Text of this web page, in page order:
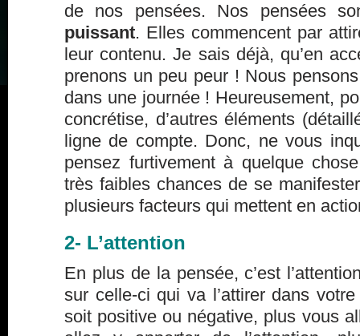
de nos pensées. Nos pensées
puissant. Elles commencent par
leur contenu. Je sais déjà, qu’en
prenons un peu peur ! Nous
dans une journée ! Heureusement,
concrétise, d’autres éléments
ligne de compte. Donc, ne vous
pensez furtivement à quelque
très faibles chances de se
plusieurs facteurs qui mettent en
2- L’attention
En plus de la pensée, c’est
sur celle-ci qui va l’attirer dans
soit positive ou négative, plus vous